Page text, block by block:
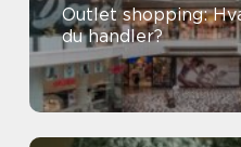
Outlet shopping:
du handler?